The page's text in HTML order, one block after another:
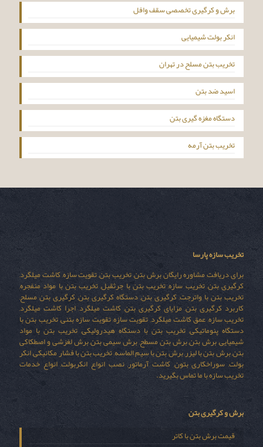
برش و کرگیری تخصصی سقف وافل
انکر بولت شیمیایی
تخریب بتن مسلح در تهران
اسید ضد بتن
دستگاه مغزه گیری بتن
تخریب بتن آرمه
تخریب سازه پارسا
برای دریافت مشاوره رایگان برش بتن, تخریب بتن, تقویت سازه, کاشت میلگرد,
کرگیری بتن, تخریب سازه, تخریب بتن با جرثقیل, تخریب بتن با مواد منفجره,
تخریب بتن با واترجت, کرگیری بتن, دستگاه کرگیری بتن, کرگیری بتن مسلح,
کاربرد کرگیری بتن, مزایای کرگیری بتن, کاشت میلگرد, اجرا کاشت میلگرد,
تخریب سازه, عمق کاشت میلگرد, تقویت سازه, تقویت سازه بتنی, تخریب بتن با
دستگاه پنوماتیکی, تخریب بتن با دستگاه هیدرولیکی, تخریب بتن با مواد
شیمیایی, برش بتن, برش بتن مسطح, برش سیمی بتن, برش لغزشی و اصطکاکی
بتن, برش بتن با لیزر, برش بتن با سیم الماسه, تخریب بتن با فشار مکانیکی, انکر
بولت, سوراخکاری بتون, کاشت آرماتور, نصب انواع انکربولت, انواع خدمات
تخریب سازه با ما تماس بگیرید.
برش و کرگیری بتن
قیمت برش بتن با کاتر